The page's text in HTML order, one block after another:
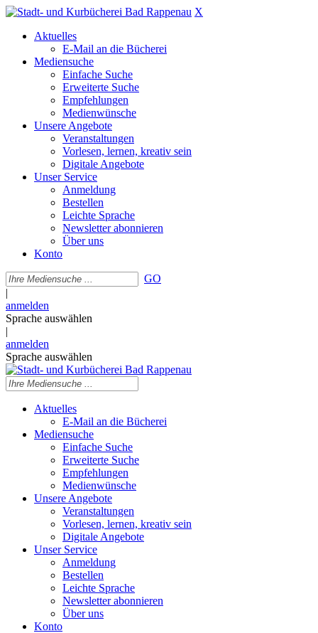
X
Aktuelles
E-Mail an die Bücherei
Mediensuche
Einfache Suche
Erweiterte Suche
Empfehlungen
Medienwünsche
Unsere Angebote
Veranstaltungen
Vorlesen, lernen, kreativ sein
Digitale Angebote
Unser Service
Anmeldung
Bestellen
Leichte Sprache
Newsletter abonnieren
Über uns
Konto
GO
|
anmelden
Sprache auswählen
|
anmelden
Sprache auswählen
Aktuelles
E-Mail an die Bücherei
Mediensuche
Einfache Suche
Erweiterte Suche
Empfehlungen
Medienwünsche
Unsere Angebote
Veranstaltungen
Vorlesen, lernen, kreativ sein
Digitale Angebote
Unser Service
Anmeldung
Bestellen
Leichte Sprache
Newsletter abonnieren
Über uns
Konto